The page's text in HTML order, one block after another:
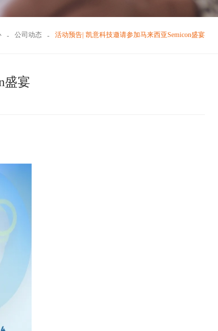
公司动态 活动预告| 凯意科技邀请参加马来西亚Semicon盛宴
盛宴